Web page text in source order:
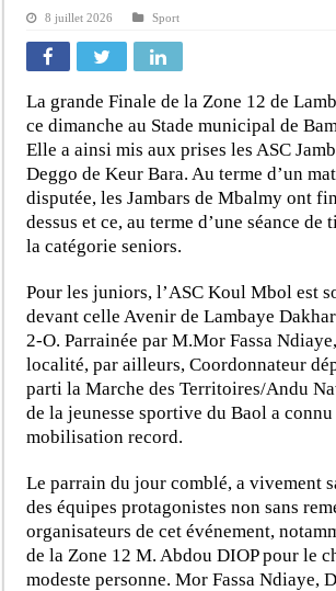
8 juillet 2026 Sport
La grande Finale de la Zone 12 de
ce dimanche au Stade municipal de
Elle a ainsi mis aux prises les ASC
Deggo de Keur Bara. Au terme d’un
disputée, les Jambars de Mbalmy ont
dessus et ce, au terme d’une séance de
la catégorie seniors.
Pour les juniors, l’ASC Koul Mbol est
devant celle Avenir de Lambaye
2-O. Parrainée par M.Mor Fassa
localité, par ailleurs, Coordonnateur
parti la Marche des Territoires/Andu
de la jeunesse sportive du Baol a connu
mobilisation record.
Le parrain du jour comblé, a vivement
des équipes protagonistes non sans
organisateurs de cet événement,
de la Zone 12 M. Abdou DIOP pour le
modeste personne. Mor Fassa Ndiaye,